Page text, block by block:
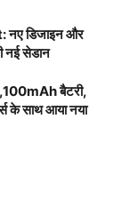
डिजाइन और
नई सेडान
बैटरी,
के साथ आया नया